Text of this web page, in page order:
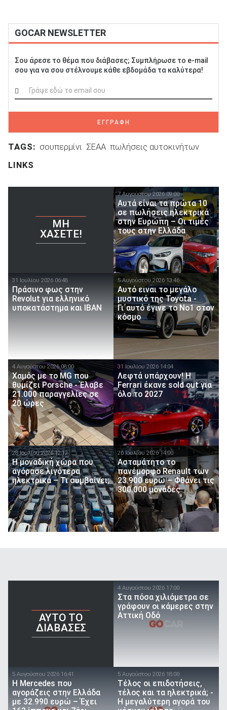
GOCAR NEWSLETTER
Σου άρεσε το θέμα που διάβασες; Συμπλήρωσε το e-mail
σου για να σου στέλνουμε κάθε εβδομάδα τα καλύτερα!
ΕΓΓΡΑΦΗ
TAGS: σουπερμίνι ΣΕΑΑ πωλήσεις αυτοκινήτων
LINKS
ΜΗ
ΧΆΣΕΤΕ!
7 Αυγούστου 2026 09:00
Αυτά είναι τα πρώτα 10
σε πωλήσεις ηλεκτρικά
στην Ευρώπη – Οι τιμές
τους στην Ελλάδα
31 Ιουλίου 2026 06:48
Πράσινο φως στην
Revolut για ελληνικό
υποκατάστημα και IBAN
5 Αυγούστου 2026 13:46
Αυτό ειναι τo μεγάλο
μυστικό της Toyota -
Γι΄αυτό έγινε το Νο1 στον
κόσμο
4 Αυγούστου 2026 08:00
Χαμός με το MG που
θυμίζει Porsche - Έλαβε
21.000 παραγγελίες σε
20 ώρες
31 Ιουλίου 2026 14:04
Λεφτά υπάρχουν! Η
Ferrari έκανε sold out για
όλο το 2027
28 Ιουλίου 2026 12:12
Η μοναδική χώρα που
αγόρασε λιγότερα
ηλεκτρικά – Τι συμβαίνει;
26 Ιουλίου 2026 14:00
Ασταμάτητο το
πανέμορφο Renault των
23.900 ευρώ – Φθάνει τις
300.000 μονάδες
AYTO TO
ΔΙΑΒΑΣΕΣ
4 Αυγούστου 2026 17:00
Στα πόσα χιλιόμετρα σε
γράφουν οι κάμερες στην
Αττική Οδό
5 Αυγούστου 2026 16:41
Η Mercedes που
αγοράζεις στην Ελλάδα
με 32.990 ευρώ – Έχει
5 Αυγούστου 2026 18:00
Τέλος οι επιδοτήσεις,
τέλος και τα ηλεκτρικά; -
Η μεγαλύτερη αγορά του